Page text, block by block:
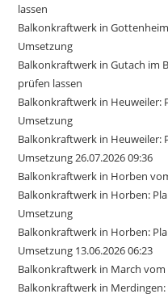
lassen
Balkonkraftwerk in
Umsetzung
Balkonkraftwerk in Gutach im
prüfen lassen
Balkonkraftwerk in Heuweiler:
Umsetzung
Balkonkraftwerk in Heuweiler:
Umsetzung 26.07.2026 09:36
Balkonkraftwerk in Horben
Balkonkraftwerk in Horben:
Umsetzung
Balkonkraftwerk in Horben:
Umsetzung 13.06.2026 06:23
Balkonkraftwerk in March
Balkonkraftwerk in